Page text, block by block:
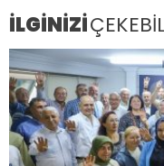
İLGİNİZİ